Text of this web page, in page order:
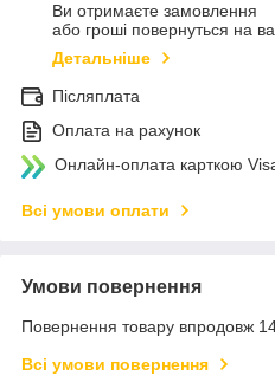
Ви отримаєте замовлення
або гроші повернуться на
Детальніше
Післяплата
Оплата на рахунок
Онлайн-оплата карткою
Всі умови оплати
Умови повернення
Повернення товару впродовж
Всі умови повернення